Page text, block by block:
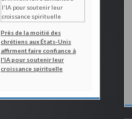
Près de la moitié des
chrétiens aux États-Unis
affirment faire confiance à
l'IA pour soutenir leur
croissance spirituelle